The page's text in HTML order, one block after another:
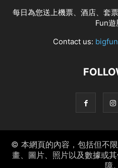
每日為您送上機票、酒店、套
Fun遊
Contact us:
© 本網頁的內容，包括但不
畫、圖片、照片以及數據或
障。